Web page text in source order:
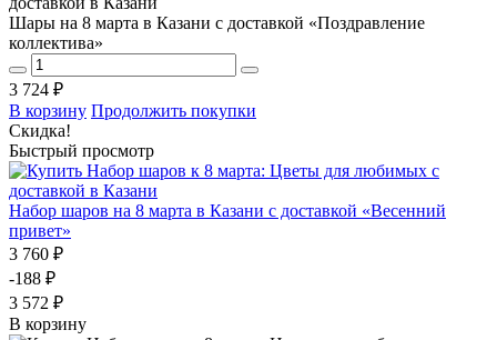
Шары на 8 марта в Казани с доставкой «Поздравление
коллектива»
3 724 ₽
В корзину Продолжить покупки
Скидка!
Быстрый просмотр
Набор шаров на 8 марта в Казани с доставкой «Весенний
привет»
3 760 ₽
-188 ₽
3 572 ₽
В корзину